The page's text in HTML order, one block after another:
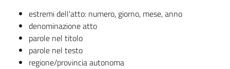
estremi dell'atto: numero, giorno, mese, anno
denominazione atto
parole nel titolo
parole nel testo
regione/provincia autonoma